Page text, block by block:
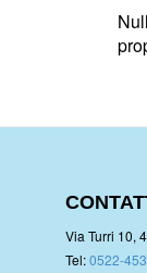
Via Turri 10,
Tel:0522-